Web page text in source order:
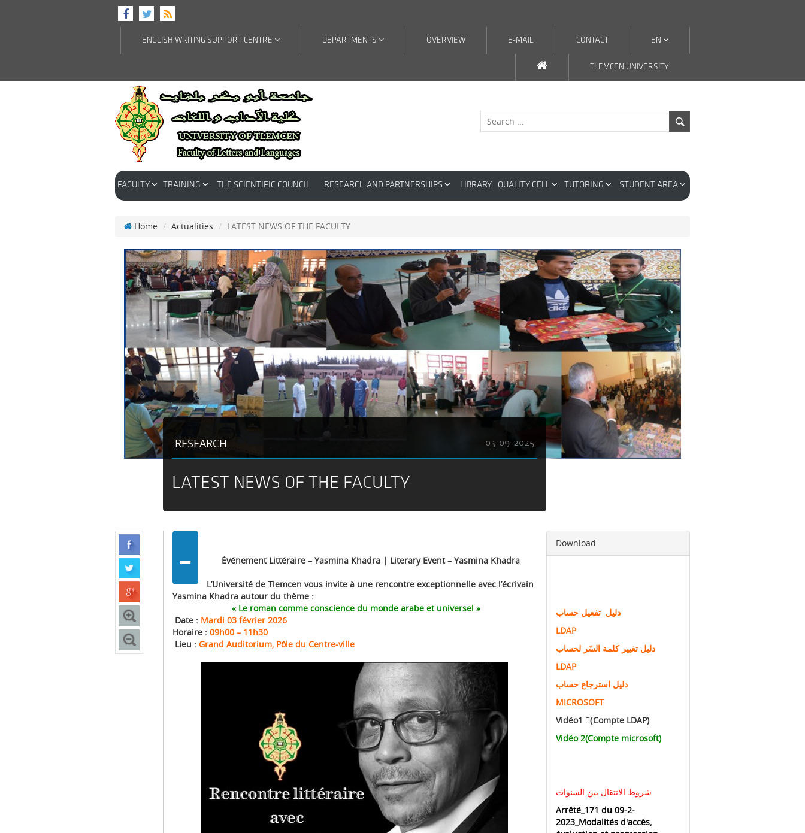
EN
CONTACT
E-MAIL
OVERVIEW
DEPARTMENTS
ENGLISH WRITING SUPPORT CENTRE
TLEMCEN UNIVERSITY
FACULTY TRAINING THE SCIENTIFIC COUNCIL RESEARCH AND PARTNERSHIPS LIBRARY QUALITY CELL TUTORING STUDENT AREA
Home Actualities LATEST NEWS OF THE FACULTY
RESEARCH 03-09-2025
LATEST NEWS OF THE FACULTY
- Événement Littéraire – Yasmina Khadra | Literary Event – Yasmina Khadra
L’Université de Tlemcen vous invite à une rencontre exceptionnelle avec l’écrivain
Yasmina Khadra autour du thème :
« Le roman comme conscience du monde arabe et universel »
Date : Mardi 03 février 2026
Horaire : 09h00 – 11h30
Lieu : Grand Auditorium, Pôle du Centre-ville
Download
دليل تفعيل حساب
LDAP
دليل تغيير كلمة السّر لحساب
LDAP
دليل استرجاع حساب
MICROSOFT
Vidéo1 (ِCompte LDAP)
Vidéo 2(Compte microsoft)
شروط الانتقال بين السنوات
Arrêté_171 du 09-2-
2023_Modalités d'accès,